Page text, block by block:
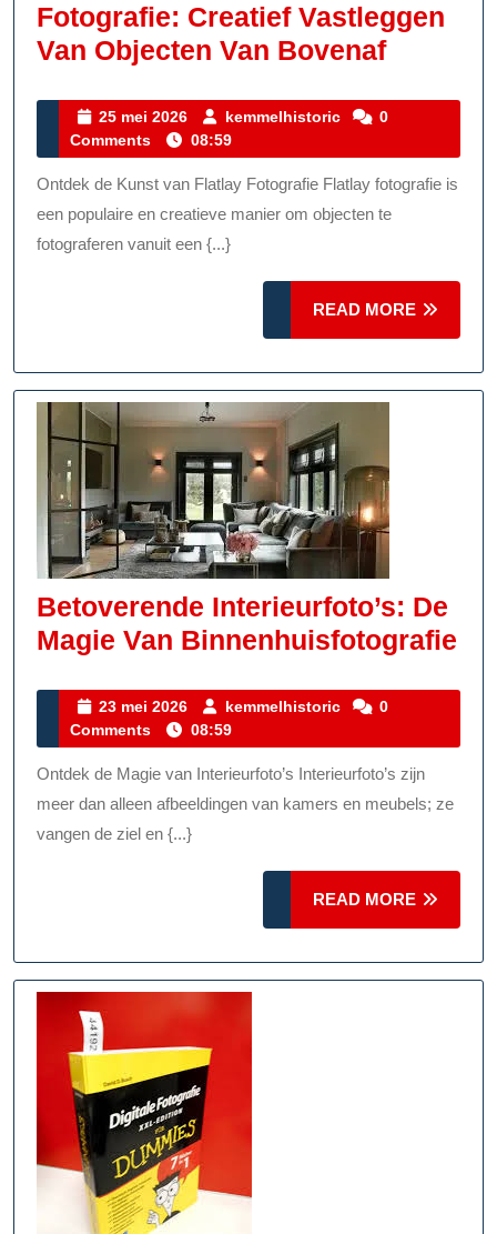
Fotografie: Creatief Vastleggen
Van Objecten Van BovenafOntdek
Kunst
Flatlay
Van
Van
25 mei 2026
25
mei
2026
kemmelhistoric kemmelhistoric
0
Comments
08:59
Ontdek de Kunst van Flatlay Fotografie Flatlay fotografie is
een populaire en creatieve manier om objecten te
fotograferen vanuit een {...}
READ MORE
MORE
Betoverende Interieurfoto’s: De
Magie Van Binnenhuisfotografie
23 mei 2026
23
mei
2026
kemmelhistoric kemmelhistoric
0
Comments
08:59
Ontdek de Magie van Interieurfoto’s Interieurfoto’s zijn
meer dan alleen afbeeldingen van kamers en meubels; ze
vangen de ziel en {...}
READ MORE
MORE